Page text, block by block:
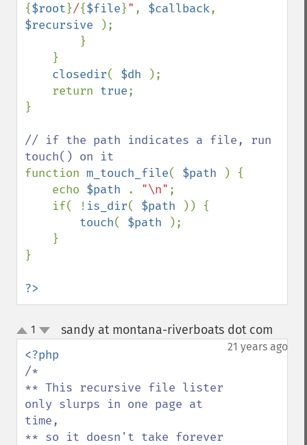
{$root}/{$file}" , $callback
$recursive
);
closedir( $dh
);
    return
true;
}
// if the path indicates a file, run
function m_touch_file( $path
) {
    echo
$path . "\n" ;
    if( !
is_dir( $path
)) {
touch( $path
);
}
?>
up
down
1 sandy at montana-riverboats dot com
21 years ago
/*
** This recursive file lister
only slurps in one page at
time,
** so it doesn't take forever